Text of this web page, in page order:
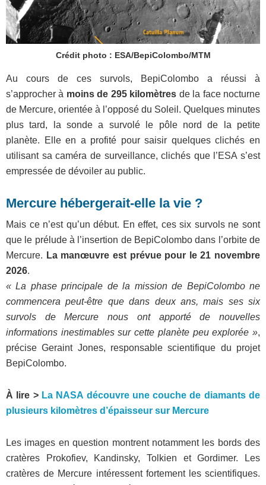
Crédit photo : ESA/BepiColombo/MTM
Au cours de ces survols, BepiColombo a réussi à
s’approcher à moins de 295 kilomètres de la face nocturne
de Mercure, orientée à l’opposé du Soleil. Quelques minutes
plus tard, la sonde a survolé le pôle nord de la petite
planète. Elle en a profité pour saisir quelques clichés en
utilisant sa caméra de surveillance, clichés que l’ESA s’est
empressée de dévoiler au public.
Mercure hébergerait-elle la vie ?
Mais ce n’est qu’un début. En effet, ces six survols ne sont
que le prélude à l’insertion de BepiColombo dans l’orbite de
Mercure. La manœuvre est prévue pour le 21 novembre
2026.
« La phase principale de la mission de BepiColombo ne
commencera peut-être que dans deux ans, mais ses six
survols de Mercure nous ont apporté de nouvelles
informations inestimables sur cette planète peu explorée »,
précise Geraint Jones, responsable scientifique du projet
BepiColombo.
À lire > La NASA découvre une couche de diamants de
plusieurs kilomètres d’épaisseur sur Mercure
Les images en question montrent notamment les bords des
cratères Prokofiev, Kandinsky, Tolkien et Gordimer. Les
cratères de Mercure intéressent fortement les scientifiques.